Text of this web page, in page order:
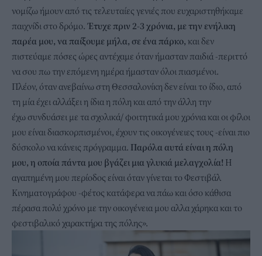
νομίζω ήμουν από τις τελευταίες γενιές που ευχαριστηθήκαμε
παιχνίδι στο δρόμο. Έτυχε πριν 2-3 χρόνια, με την ενήλικη
παρέα μου, να παίξουμε μήλα, σε ένα πάρκο, και δεν
πιστεύαμε πόσες ώρες αντέχαμε όταν ήμασταν παιδιά -περιττό
να σου πω την επόμενη ημέρα ήμασταν όλοι πιασμένοι.
Πλέον, όταν ανεβαίνω στη Θεσσαλονίκη δεν είναι το ίδιο, από
τη μία έχει αλλάξει η ίδια η πόλη και από την άλλη την
έχω συνδυάσει με τα σχολικά/ φοιτητικά μου χρόνια και οι φίλοι
μου είναι διασκορπισμένοι, έχουν τις οικογένειες τους -είναι πιο
δύσκολο να κάνεις πρόγραμμα. Παρόλα αυτά είναι η πόλη
μου, η οποία πάντα μου βγάζει μια γλυκιά μελαγχολία! Η
αγαπημένη μου περίοδος είναι όταν γίνεται το Φεστιβάλ
Κινηματογράφου -φέτος κατάφερα να πάω και όσο κάθισα
πέρασα πολύ χρόνο με την οικογένεια μου αλλα χάρηκα και το
φεστιβαλικό χαρακτήρα της πόλης».